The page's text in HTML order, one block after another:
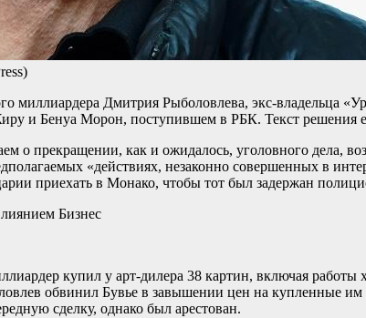
миллиардера Дмитрия Рыболовлева, экс-владельца
и Бенуа Морон, поступившем в РБК. Текст решения
о прекращении, как и ожидалось, уголовного дела,
«действиях, незаконно совершенных в
приехать в Монако, чтобы тот был задержан
Бизнес
купил у арт-дилера 38 картин, включая
обвинил Бувье в завышении цен на купленные
сделку, однако был арестован.